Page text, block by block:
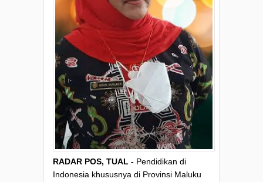
RADAR POS, TUAL - Pendidikan di
Indonesia khususnya di Provinsi Maluku